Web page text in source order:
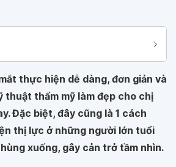
thực hiện dễ dàng, đơn giản và
thuật thẩm mỹ làm đẹp cho chị
Đặc biệt, đây cũng là 1 cách
thị lực ở những người lớn tuổi
xuống, gây cản trở tầm nhìn.